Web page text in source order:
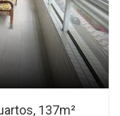
137m²